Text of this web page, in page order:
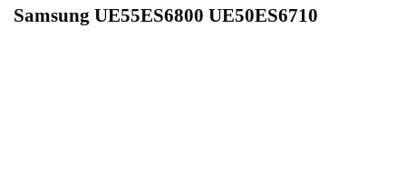
Samsung UE55ES6800 UE50ES6710